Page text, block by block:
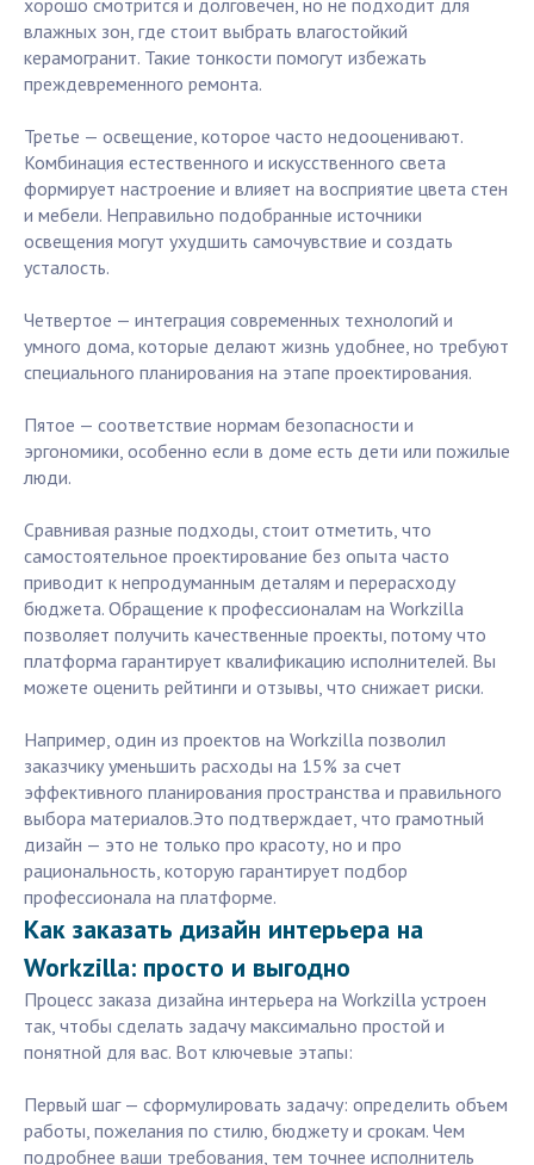
хорошо смотрится и долговечен, но не подходит для
влажных зон, где стоит выбрать влагостойкий
керамогранит. Такие тонкости помогут избежать
преждевременного ремонта.
Третье — освещение, которое часто недооценивают.
Комбинация естественного и искусственного света
формирует настроение и влияет на восприятие цвета стен
и мебели. Неправильно подобранные источники
освещения могут ухудшить самочувствие и создать
усталость.
Четвертое — интеграция современных технологий и
умного дома, которые делают жизнь удобнее, но требуют
специального планирования на этапе проектирования.
Пятое — соответствие нормам безопасности и
эргономики, особенно если в доме есть дети или пожилые
люди.
Сравнивая разные подходы, стоит отметить, что
самостоятельное проектирование без опыта часто
приводит к непродуманным деталям и перерасходу
бюджета. Обращение к профессионалам на Workzilla
позволяет получить качественные проекты, потому что
платформа гарантирует квалификацию исполнителей. Вы
можете оценить рейтинги и отзывы, что снижает риски.
Например, один из проектов на Workzilla позволил
заказчику уменьшить расходы на 15% за счет
эффективного планирования пространства и правильного
выбора материалов.Это подтверждает, что грамотный
дизайн — это не только про красоту, но и про
рациональность, которую гарантирует подбор
профессионала на платформе.
Как заказать дизайн интерьера на
Workzilla: просто и выгодно
Процесс заказа дизайна интерьера на Workzilla устроен
так, чтобы сделать задачу максимально простой и
понятной для вас. Вот ключевые этапы:
Первый шаг — сформулировать задачу: определить объем
работы, пожелания по стилю, бюджету и срокам. Чем
подробнее ваши требования, тем точнее исполнитель